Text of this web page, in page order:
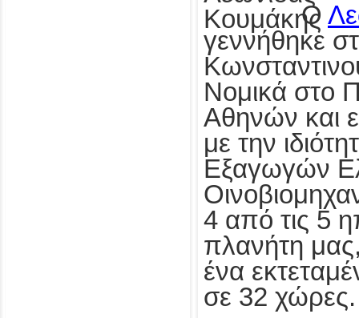
Ο
γεννήθηκε
Νομικά στο
Αθηνών και
με την
Εξαγωγών
4 από τις 5
πλανήτη
ένα
σε 32 χώρες.